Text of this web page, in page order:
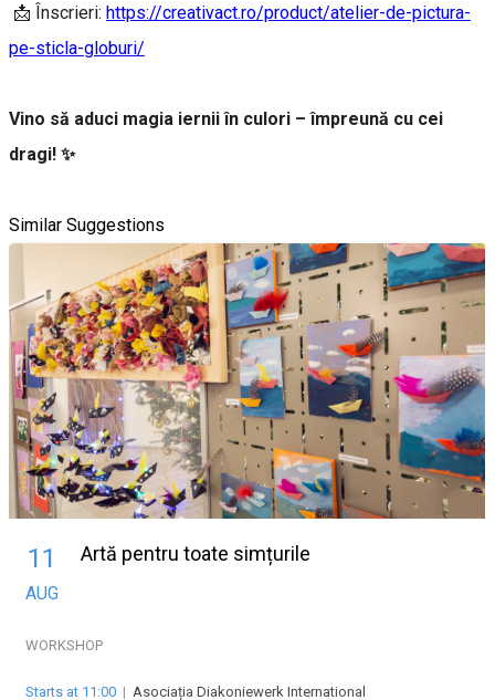
📩 Înscrieri: https://creativact.ro/product/atelier-de-pictura-
pe-sticla-globuri/
Vino să aduci magia iernii în culori – împreună cu cei
dragi! ✨
Similar Suggestions
11
AUG
Artă pentru toate simțurile
WORKSHOP
Starts at 11:00 | Asociația Diakoniewerk International